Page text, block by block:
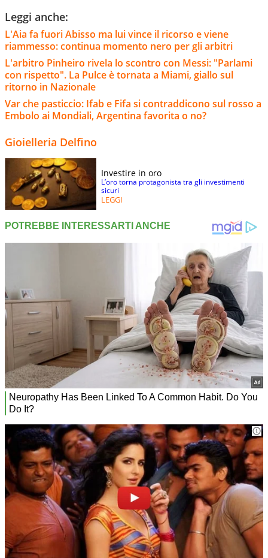
Leggi anche:
L'Aia fa fuori Abisso ma lui vince il ricorso e viene
riammesso: continua momento nero per gli arbitri
L'arbitro Pinheiro rivela lo scontro con Messi: "Parlami
con rispetto". La Pulce è tornata a Miami, giallo sul
ritorno in Nazionale
Var che pasticcio: Ifab e Fifa si contraddicono sul rosso a
Embolo ai Mondiali, Argentina favorita o no?
Gioielleria Delfino
Investire in oro
L’oro torna protagonista tra gli investimenti
sicuri
LEGGI